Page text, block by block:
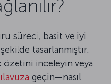
süreci, basit ve iyi
tasarlanmıştır.
özetini inceleyin veya
geçin—nasıl